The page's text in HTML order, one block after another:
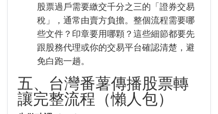
股票過戶需要繳交千分之三的「證券交易
稅」，通常由賣方負擔。整個流程需要哪
些文件？印章要用哪顆？這些細節都要先
跟股務代理或你的交易平台確認清楚，避
免白跑一趟。
五、台灣番薯傳播股票轉
讓完整流程（懶人包）